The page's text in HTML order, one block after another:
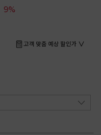
9%
고객 맞춤 예상 할인가